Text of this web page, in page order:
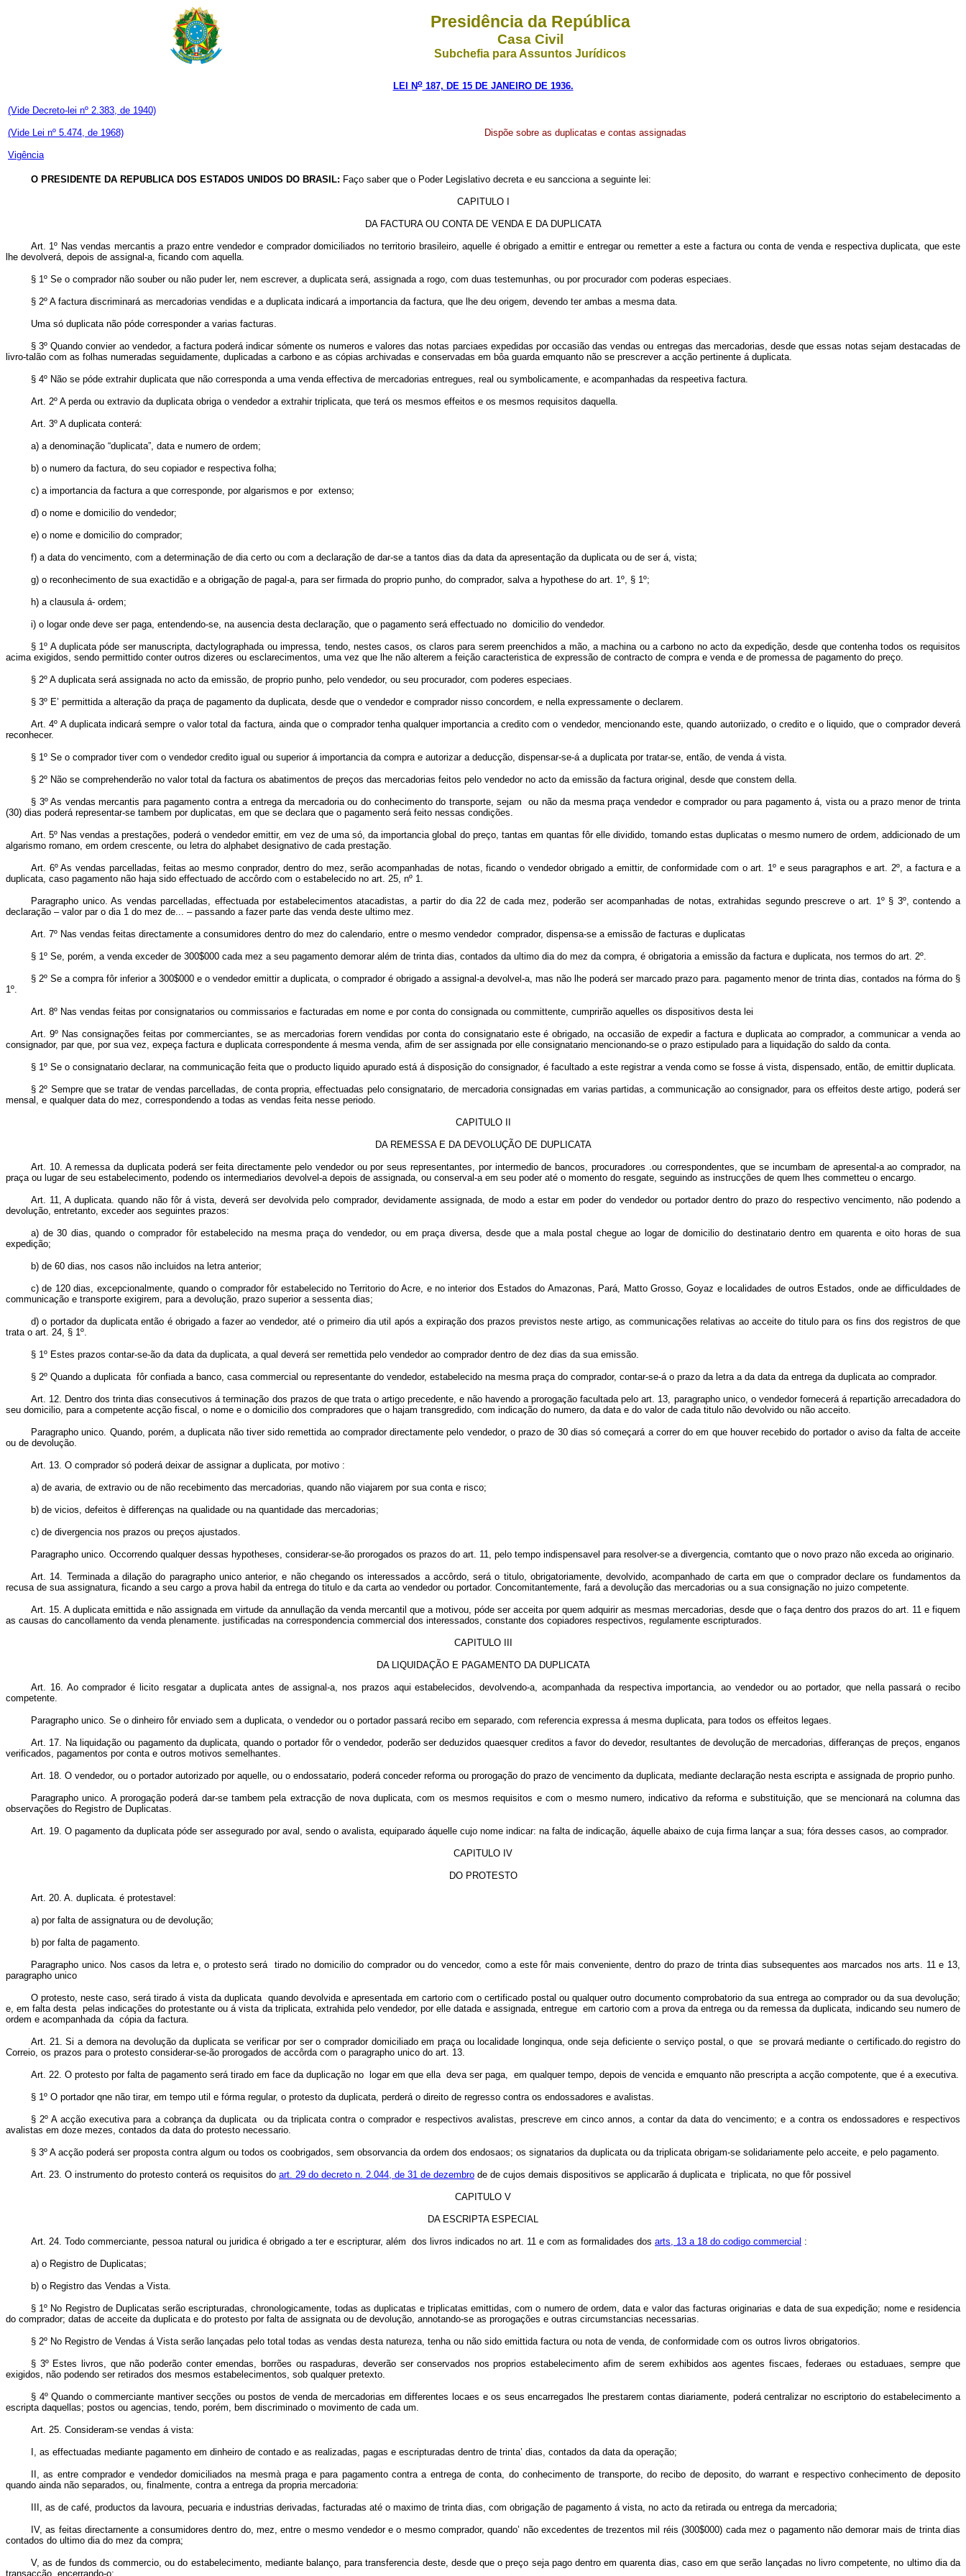
Presidência da República
Casa Civil
Subchefia para Assuntos Jurídicos
LEI No187, DE 15 DE JANEIRO DE 1936.
(Vide Decreto-lei nº 2.383, de 1940)
(Vide Lei nº 5.474, de 1968)
Vigência
Dispõe sobre as duplicatas e contas assignadas
O PRESIDENTE DA REPUBLICA DOS ESTADOS UNIDOS DO BRASIL: Faço saber que o Poder Legislativo decreta e eu sancciona a seguinte lei:
CAPITULO I
DA FACTURA OU CONTA DE VENDA E DA DUPLICATA
Art. 1º Nas vendas mercantis a prazo entre vendedor e comprador domiciliados no territorio brasileiro, aquelle é obrigado a emittir e entregar ou remetter a este a factura ou conta de venda e respectiva duplicata, que este
lhe devolverá, depois de assignal-a, ficando com aquella.
§ 1º Se o comprador não souber ou não puder ler, nem escrever, a duplicata será, assignada a rogo, com duas testemunhas, ou por procurador com poderas especiaes.
§ 2º A factura discriminará as mercadorias vendidas e a duplicata indicará a importancia da factura, que lhe deu origem, devendo ter ambas a mesma data.
Uma só duplicata não póde corresponder a varias facturas.
§ 3º Quando convier ao vendedor, a factura poderá indicar sómente os numeros e valores das notas parciaes expedidas por occasião das vendas ou entregas das mercadorias, desde que essas notas sejam destacadas de
livro-talão com as folhas numeradas seguidamente, duplicadas a carbono e as cópias archivadas e conservadas em bôa guarda emquanto não se prescrever a acção pertinente á duplicata.
§ 4º Não se póde extrahir duplicata que não corresponda a uma venda effectiva de mercadorias entregues, real ou symbolicamente, e acompanhadas da respeetiva factura.
Art. 2º A perda ou extravio da duplicata obriga o vendedor a extrahir triplicata, que terá os mesmos effeitos e os mesmos requisitos daquella.
Art. 3º A duplicata conterá:
a) a denominação “duplicata”, data e numero de ordem;
b) o numero da factura, do seu copiador e respectiva folha;
c) a importancia da factura a que corresponde, por algarismos e por extenso;
d) o nome e domicilio do vendedor;
e) o nome e domicilio do comprador;
f) a data do vencimento, com a determinação de dia certo ou com a declaração de dar-se a tantos dias da data da apresentação da duplicata ou de ser á, vista;
g) o reconhecimento de sua exactidão e a obrigação de pagal-a, para ser firmada do proprio punho, do comprador, salva a hypothese do art. 1º, § 1º;
h) a clausula á- ordem;
i) o logar onde deve ser paga, entendendo-se, na ausencia desta declaração, que o pagamento será effectuado no domicilio do vendedor.
§ 1º A duplicata póde ser manuscripta, dactylographada ou impressa, tendo, nestes casos, os claros para serem preenchidos a mão, a machina ou a carbono no acto da expedição, desde que contenha todos os requisitos
acima exigidos, sendo permittido conter outros dizeres ou esclarecimentos, uma vez que lhe não alterem a feição caracteristica de expressão de contracto de compra e venda e de promessa de pagamento do preço.
§ 2º A duplicata será assignada no acto da emissão, de proprio punho, pelo vendedor, ou seu procurador, com poderes especiaes.
§ 3º E’ permittida a alteração da praça de pagamento da duplicata, desde que o vendedor e comprador nisso concordem, e nella expressamente o declarem.
Art. 4º A duplicata indicará sempre o valor total da factura, ainda que o comprador tenha qualquer importancia a credito com o vendedor, mencionando este, quando autoriizado, o credito e o liquido, que o comprador deverá
reconhecer.
§ 1º Se o comprador tiver com o vendedor credito igual ou superior á importancia da compra e autorizar a deducção, dispensar-se-á a duplicata por tratar-se, então, de venda á vista.
§ 2º Não se comprehenderão no valor total da factura os abatimentos de preços das mercadorias feitos pelo vendedor no acto da emissão da factura original, desde que constem della.
§ 3º As vendas mercantis para pagamento contra a entrega da mercadoria ou do conhecimento do transporte, sejam ou não da mesma praça vendedor e comprador ou para pagamento á, vista ou a prazo menor de trinta
(30) dias poderá representar-se tambem por duplicatas, em que se declara que o pagamento será feito nessas condições.
Art. 5º Nas vendas a prestações, poderá o vendedor emittir, em vez de uma só, da importancia global do preço, tantas em quantas fôr elle dividido, tomando estas duplicatas o mesmo numero de ordem, addicionado de um
algarismo romano, em ordem crescente, ou letra do alphabet designativo de cada prestação.
Art. 6º As vendas parcelladas, feitas ao mesmo conprador, dentro do mez, serão acompanhadas de notas, ficando o vendedor obrigado a emittir, de conformidade com o art. 1º e seus paragraphos e art. 2º, a factura e a
duplicata, caso pagamento não haja sido effectuado de accôrdo com o estabelecido no art. 25, nº 1.
Paragrapho unico. As vendas parcelladas, effectuada por estabelecimentos atacadistas, a partir do dia 22 de cada mez, poderão ser acompanhadas de notas, extrahidas segundo prescreve o art. 1º § 3º, contendo a
declaração – valor par o dia 1 do mez de... – passando a fazer parte das venda deste ultimo mez.
Art. 7º Nas vendas feitas directamente a consumidores dentro do mez do calendario, entre o mesmo vendedor comprador, dispensa-se a emissão de facturas e duplicatas
§ 1º Se, porém, a venda exceder de 300$000 cada mez a seu pagamento demorar além de trinta dias, contados da ultimo dia do mez da compra, é obrigatoria a emissão da factura e duplicata, nos termos do art. 2º.
§ 2º Se a compra fôr inferior a 300$000 e o vendedor emittir a duplicata, o comprador é obrigado a assignal-a devolvel-a, mas não lhe poderá ser marcado prazo para. pagamento menor de trinta dias, contados na fórma do §
1º.
Art. 8º Nas vendas feitas por consignatarios ou commissarios e facturadas em nome e por conta do consignada ou committente, cumprirão aquelles os dispositivos desta lei
Art. 9º Nas consignações feitas por commerciantes, se as mercadorias forern vendidas por conta do consignatario este é obrigado, na occasião de expedir a factura e duplicata ao comprador, a communicar a venda ao
consignador, par que, por sua vez, expeça factura e duplicata correspondente á mesma venda, afim de ser assignada por elle consignatario mencionando-se o prazo estipulado para a liquidação do saldo da conta.
§ 1º Se o consignatario declarar, na communicação feita que o producto liquido apurado está á disposição do consignador, é facultado a este registrar a venda como se fosse á vista, dispensado, então, de emittir duplicata.
§ 2º Sempre que se tratar de vendas parcelladas, de conta propria, effectuadas pelo consignatario, de mercadoria consignadas em varias partidas, a communicação ao consignador, para os effeitos deste artigo, poderá ser
mensal, e qualquer data do mez, correspondendo a todas as vendas feita nesse periodo.
CAPITULO II
DA REMESSA E DA DEVOLUÇÃO DE DUPLICATA
Art. 10. A remessa da duplicata poderá ser feita directamente pelo vendedor ou por seus representantes, por intermedio de bancos, procuradores .ou correspondentes, que se incumbam de apresental-a ao comprador, na
praça ou lugar de seu estabelecimento, podendo os intermediarios devolvel-a depois de assignada, ou conserval-a em seu poder até o momento do resgate, seguindo as instrucções de quem lhes commetteu o encargo.
Art. 11, A duplicata. quando não fôr á vista, deverá ser devolvida pelo comprador, devidamente assignada, de modo a estar em poder do vendedor ou portador dentro do prazo do respectivo vencimento, não podendo a
devolução, entretanto, exceder aos seguintes prazos:
a) de 30 dias, quando o comprador fôr estabelecido na mesma praça do vendedor, ou em praça diversa, desde que a mala postal chegue ao logar de domicilio do destinatario dentro em quarenta e oito horas de sua
expedição;
b) de 60 dias, nos casos não incluidos na letra anterior;
c) de 120 dias, excepcionalmente, quando o comprador fôr estabelecido no Territorio do Acre, e no interior dos Estados do Amazonas, Pará, Matto Grosso, Goyaz e localidades de outros Estados, onde ae difficuldades de
communicação e transporte exigirem, para a devolução, prazo superior a sessenta dias;
d) o portador da duplicata então é obrigado a fazer ao vendedor, até o primeiro dia util após a expiração dos prazos previstos neste artigo, as communicações relativas ao acceite do titulo para os fins dos registros de que
trata o art. 24, § 1º.
§ 1º Estes prazos contar-se-ão da data da duplicata, a qual deverá ser remettida pelo vendedor ao comprador dentro de dez dias da sua emissão.
§ 2º Quando a duplicata fôr confiada a banco, casa commercial ou representante do vendedor, estabelecido na mesma praça do comprador, contar-se-á o prazo da letra a da data da entrega da duplicata ao comprador.
Art. 12. Dentro dos trinta dias consecutivos á terminação dos prazos de que trata o artigo precedente, e não havendo a prorogação facultada pelo art. 13, paragrapho unico, o vendedor fornecerá á repartição arrecadadora do
seu domicilio, para a competente acção fiscal, o nome e o domicilio dos compradores que o hajam transgredido, com indicação do numero, da data e do valor de cada titulo não devolvido ou não acceito.
Paragrapho unico. Quando, porém, a duplicata não tiver sido remettida ao comprador directamente pelo vendedor, o prazo de 30 dias só começará a correr do em que houver recebido do portador o aviso da falta de acceite
ou de devolução.
Art. 13. O comprador só poderá deixar de assignar a duplicata, por motivo :
a) de avaria, de extravio ou de não recebimento das mercadorias, quando não viajarem por sua conta e risco;
b) de vicios, defeitos è differenças na qualidade ou na quantidade das mercadorias;
c) de divergencia nos prazos ou preços ajustados.
Paragrapho unico. Occorrendo qualquer dessas hypotheses, considerar-se-ão prorogados os prazos do art. 11, pelo tempo indispensavel para resolver-se a divergencia, comtanto que o novo prazo não exceda ao originario.
Art. 14. Terminada a dilação do paragrapho unico anterior, e não chegando os interessados a accôrdo, será o titulo, obrigatoriamente, devolvido, acompanhado de carta em que o comprador declare os fundamentos da
recusa de sua assignatura, ficando a seu cargo a prova habil da entrega do titulo e da carta ao vendedor ou portador. Concomitantemente, fará a devolução das mercadorias ou a sua consignação no juizo competente.
Art. 15. A duplicata emittida e não assignada em virtude da annullação da venda mercantil que a motivou, póde ser acceita por quem adquirir as mesmas mercadorias, desde que o faça dentro dos prazos do art. 11 e fiquem
as causas do cancollamento da venda plenamente. justificadas na correspondencia commercial dos interessados, constante dos copiadores respectivos, regulamente escripturados.
CAPITULO III
DA LIQUIDAÇÃO E PAGAMENTO DA DUPLICATA
Art. 16. Ao comprador é licito resgatar a duplicata antes de assignal-a, nos prazos aqui estabelecidos, devolvendo-a, acompanhada da respectiva importancia, ao vendedor ou ao portador, que nella passará o recibo
competente.
Paragrapho unico. Se o dinheiro fôr enviado sem a duplicata, o vendedor ou o portador passará recibo em separado, com referencia expressa á mesma duplicata, para todos os effeitos legaes.
Art. 17. Na liquidação ou pagamento da duplicata, quando o portador fôr o vendedor, poderão ser deduzidos quaesquer creditos a favor do devedor, resultantes de devolução de mercadorias, differanças de preços, enganos
verificados, pagamentos por conta e outros motivos semelhantes.
Art. 18. O vendedor, ou o portador autorizado por aquelle, ou o endossatario, poderá conceder reforma ou prorogação do prazo de vencimento da duplicata, mediante declaração nesta escripta e assignada de proprio punho.
Paragrapho unico. A prorogação poderá dar-se tambem pela extracção de nova duplicata, com os mesmos requisitos e com o mesmo numero, indicativo da reforma e substituição, que se mencionará na columna das
observações do Registro de Duplicatas.
Art. 19. O pagamento da duplicata póde ser assegurado por aval, sendo o avalista, equiparado áquelle cujo nome indicar: na falta de indicação, áquelle abaixo de cuja firma lançar a sua; fóra desses casos, ao comprador.
CAPITULO IV
DO PROTESTO
Art. 20. A. duplicata. é protestavel:
a) por falta de assignatura ou de devolução;
b) por falta de pagamento.
Paragrapho unico. Nos casos da letra e, o protesto será tirado no domicilio do comprador ou do vencedor, como a este fôr mais conveniente, dentro do prazo de trinta dias subsequentes aos marcados nos arts. 11 e 13,
paragrapho unico
O protesto, neste caso, será tirado á vista da duplicata quando devolvida e apresentada em cartorio com o certificado postal ou qualquer outro documento comprobatorio da sua entrega ao comprador ou da sua devolução;
e, em falta desta pelas indicações do protestante ou á vista da triplicata, extrahida pelo vendedor, por elle datada e assignada, entregue em cartorio com a prova da entrega ou da remessa da duplicata, indicando seu numero de
ordem e acompanhada da cópia da factura.
Art. 21. Si a demora na devolução da duplicata se verificar por ser o comprador domiciliado em praça ou localidade longinqua, onde seja deficiente o serviço postal, o que se provará mediante o certificado.do registro do
Correio, os prazos para o protesto considerar-se-ão prorogados de accôrda com o paragrapho unico do art. 13.
Art. 22. O protesto por falta de pagamento será tirado em face da duplicação no logar em que ella deva ser paga, em qualquer tempo, depois de vencida e emquanto não prescripta a acção compotente, que é a executiva.
§ 1º O portador qne não tirar, em tempo util e fórma regular, o protesto da duplicata, perderá o direito de regresso contra os endossadores e avalistas.
§ 2º A acção executiva para a cobrança da duplicata ou da triplicata contra o comprador e respectivos avalistas, prescreve em cinco annos, a contar da data do vencimento; e a contra os endossadores e respectivos
avalistas em doze mezes, contados da data do protesto necessario.
§ 3º A acção poderá ser proposta contra algum ou todos os coobrigados, sem obsorvancia da ordem dos endosaos; os signatarios da duplicata ou da triplicata obrigam-se solidariamente pelo acceite, e pelo pagamento.
Art. 23. O instrumento do protesto conterá os requisitos do art. 29 do decreto n. 2.044, de 31 de dezembro de de cujos demais dispositivos se applicarão á duplicata e triplicata, no que fôr possivel
CAPITULO V
DA ESCRIPTA ESPECIAL
Art. 24. Todo commerciante, pessoa natural ou juridica é obrigado a ter e escripturar, além dos livros indicados no art. 11 e com as formalidades dos arts, 13 a 18 do codigo commercial :
a) o Registro de Duplicatas;
b) o Registro das Vendas a Vista.
§ 1º No Registro de Duplicatas serão escripturadas, chronologicamente, todas as duplicatas e triplicatas emittidas, com o numero de ordem, data e valor das facturas originarias e data de sua expedição; nome e residencia
do comprador; datas de acceite da duplicata e do protesto por falta de assignata ou de devolução, annotando-se as prorogações e outras circumstancias necessarias.
§ 2º No Registro de Vendas á Vista serão lançadas pelo total todas as vendas desta natureza, tenha ou não sido emittida factura ou nota de venda, de conformidade com os outros livros obrigatorios.
§ 3º Estes livros, que não poderão conter emendas, borrões ou raspaduras, deverão ser conservados nos proprios estabelecimento afim de serem exhibidos aos agentes fiscaes, federaes ou estaduaes, sempre que
exigidos, não podendo ser retirados dos mesmos estabelecimentos, sob qualquer pretexto.
§ 4º Quando o commerciante mantiver secções ou postos de venda de mercadorias em differentes locaes e os seus encarregados lhe prestarem contas diariamente, poderá centralizar no escriptorio do estabelecimento a
escripta daquellas; postos ou agencias, tendo, porém, bem discriminado o movimento de cada um.
Art. 25. Consideram-se vendas á vista:
I, as effectuadas mediante pagamento em dinheiro de contado e as realizadas, pagas e escripturadas dentro de trinta’ dias, contados da data da operação;
II, as entre comprador e vendedor domiciliados na mesmà praga e para pagamento contra a entrega de conta, do conhecimento de transporte, do recibo de deposito, do warrant e respectivo conhecimento de deposito
quando ainda não separados, ou, finalmente, contra a entrega da propria mercadoria:
III, as de café, productos da lavoura, pecuaria e industrias derivadas, facturadas até o maximo de trinta dias, com obrigação de pagamento á vista, no acto da retirada ou entrega da mercadoria;
IV, as feitas directarnente a consumidores dentro do, mez, entre o mesmo vendedor e o mesmo comprador, quando’ não excedentes de trezentos mil réis (300$000) cada mez o pagamento não demorar mais de trinta dias
contados do ultimo dia do mez da compra;
V, as de fundos ds commercio, ou do estabelecimento, mediante balanço, para transferencia deste, desde que o preço seja pago dentro em quarenta dias, caso em que serão lançadas no livro competente, no ultimo dia da
transacção, encerrando-o;